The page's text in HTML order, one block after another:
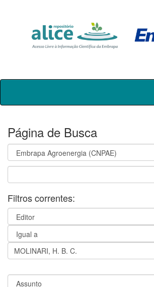
Skip
Página de Busca
Filtros correntes: